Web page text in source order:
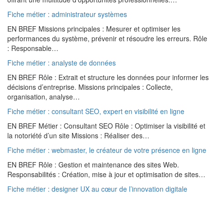
Fiche métier : administrateur systèmes
EN BREF Missions principales : Mesurer et optimiser les
performances du système, prévenir et résoudre les erreurs. Rôle
: Responsable…
Fiche métier : analyste de données
EN BREF Rôle : Extrait et structure les données pour informer les
décisions d’entreprise. Missions principales : Collecte,
organisation, analyse…
Fiche métier : consultant SEO, expert en visibilité en ligne
EN BREF Métier : Consultant SEO Rôle : Optimiser la visibilité et
la notoriété d’un site Missions : Réaliser des…
Fiche métier : webmaster, le créateur de votre présence en ligne
EN BREF Rôle : Gestion et maintenance des sites Web.
Responsabilités : Création, mise à jour et optimisation de sites…
Fiche métier : designer UX au cœur de l’innovation digitale